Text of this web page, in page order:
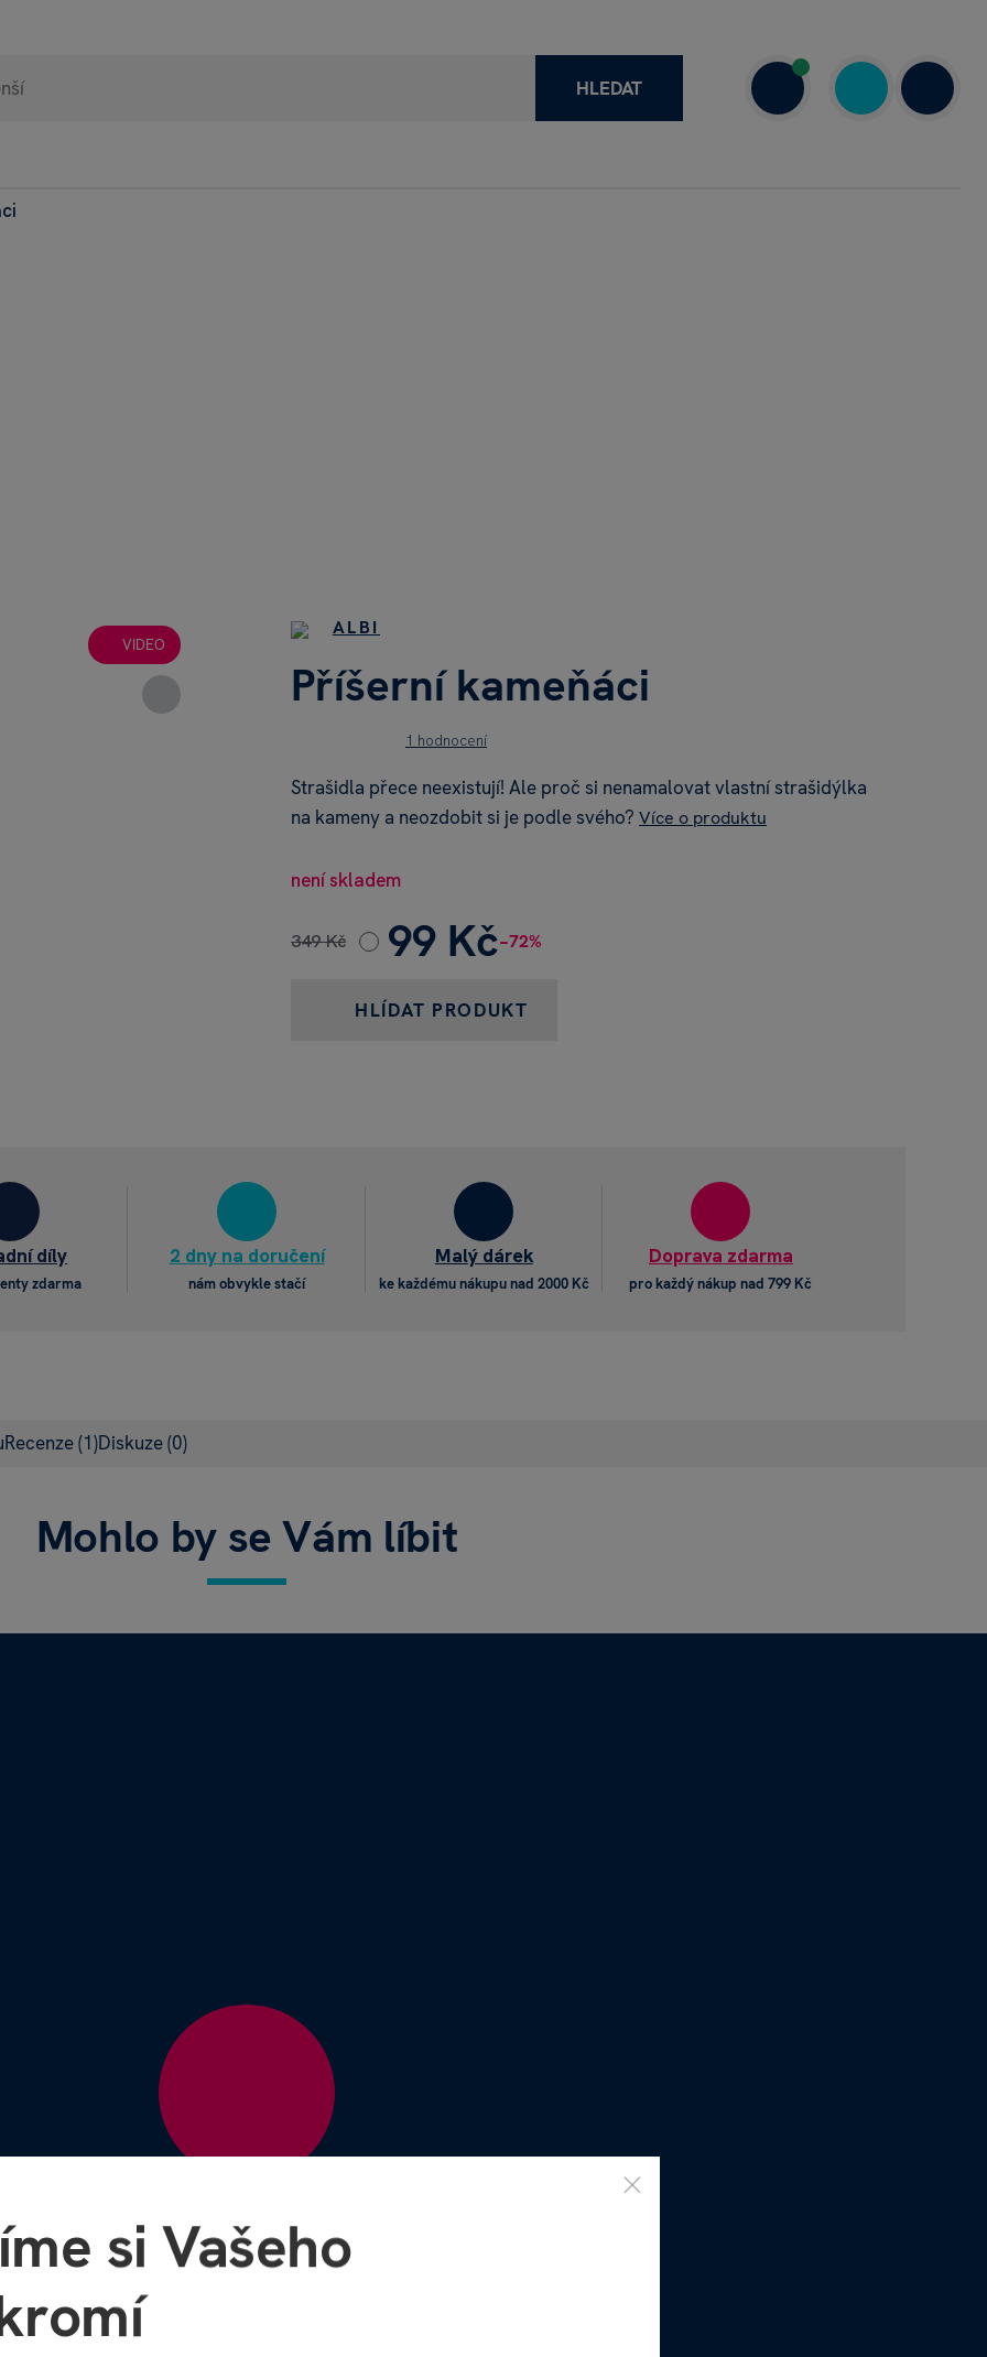
HLEDAT
VIDEO
ALBI
Příšerní kameňáci
1 hodnocení
Strašidla přece neexistují! Ale proč si nenamalovat vlastní strašidýlka
na kameny a neozdobit si je podle svého? Více o produktu
není skladem
349 Kč 99 Kč−72%
HLÍDAT PRODUKT
díly
zdarma
2 dny na doručení
nám obvykle stačí
Malý dárek
ke každému nákupu nad 2000 Kč
Doprava zdarma
pro každý nákup nad 799 Kč
Recenze(1)Diskuze(0)
Mohlo by se Vám líbit
si Vašeho